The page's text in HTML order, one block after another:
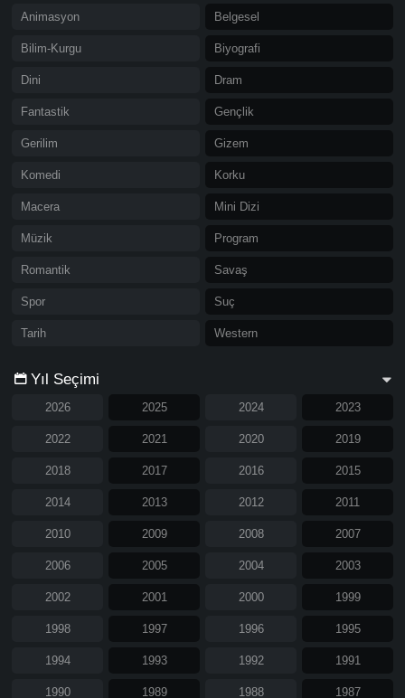
Animasyon Belgesel
Bilim-Kurgu Biyografi
Dini Dram
Fantastik Gençlik
Gerilim Gizem
Komedi Korku
Macera Mini Dizi
Müzik Program
Romantik Savaş
Spor Suç
Tarih Western
Yıl Seçimi
2026 2025 2024 2023
2022 2021 2020 2019
2018 2017 2016 2015
2014 2013 2012 2011
2010 2009 2008 2007
2006 2005 2004 2003
2002 2001 2000 1999
1998 1997 1996 1995
1994 1993 1992 1991
1990 1989 1988 1987